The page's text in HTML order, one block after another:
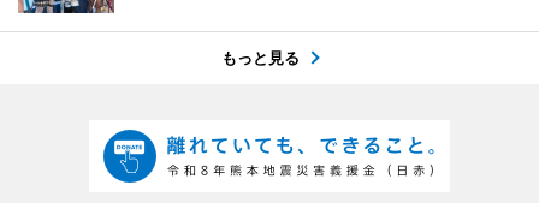
もっと見る